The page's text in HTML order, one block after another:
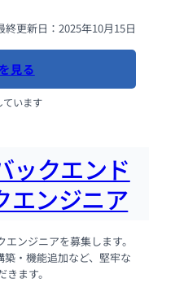
終更新日：2025年10月15日
見る
います
ックエンド
エンジニア
ンジニアを募集します。
・機能追加など、堅牢な
ます。